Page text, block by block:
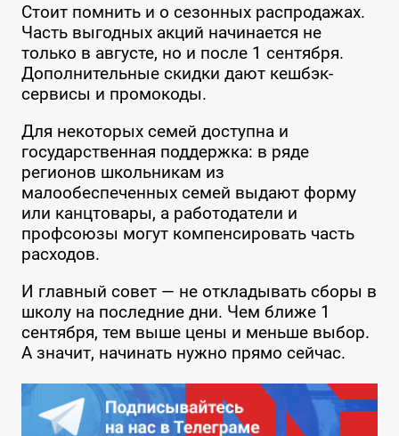
Стоит помнить и о сезонных распродажах.
Часть выгодных акций начинается не
только в августе, но и после 1 сентября.
Дополнительные скидки дают кешбэк-
сервисы и промокоды.
Для некоторых семей доступна и
государственная поддержка: в ряде
регионов школьникам из
малообеспеченных семей выдают форму
или канцтовары, а работодатели и
профсоюзы могут компенсировать часть
расходов.
И главный совет — не откладывать сборы в
школу на последние дни. Чем ближе 1
сентября, тем выше цены и меньше выбор.
А значит, начинать нужно прямо сейчас.